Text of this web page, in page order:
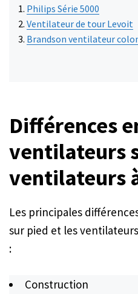
Philips Série 5000
Ventilateur de tour Levoit
Brandson ventilateur
Différences
ventilateurs
ventilateurs
Les principales
sur pied et les
:
Construction